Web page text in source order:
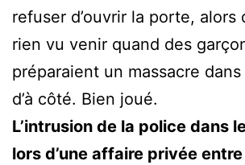
refuser d’ouvrir la porte, alors
rien vu venir quand des
préparaient un massacre
d’à côté. Bien joué.
L’intrusion de la police dans
lors d’une affaire privée